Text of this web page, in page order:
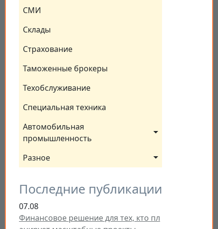
СМИ
Склады
Страхование
Таможенные брокеры
Техобслуживание
Специальная техника
Автомобильная
промышленность
Разное
Последние публикации
07.08
Финансовое решение для тех, кто пл